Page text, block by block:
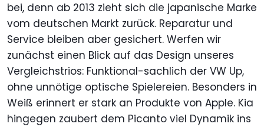
bei, denn ab 2013 zieht sich die japanische Marke
vom deutschen Markt zurück. Reparatur und
Service bleiben aber gesichert. Werfen wir
zunächst einen Blick auf das Design unseres
Vergleichstrios: Funktional-sachlich der VW Up,
ohne unnötige optische Spielereien. Besonders in
Weiß erinnert er stark an Produkte von Apple. Kia
hingegen zaubert dem Picanto viel Dynamik ins